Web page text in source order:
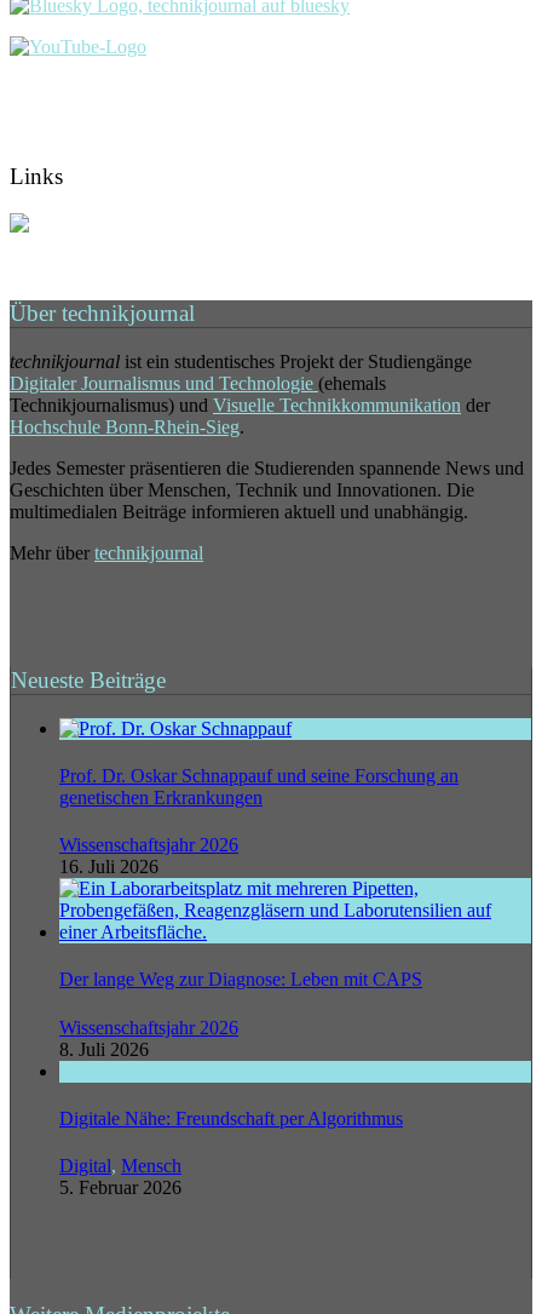
Links
Über technikjournal
technikjournal ist ein studentisches Projekt der Studiengänge
Digitaler Journalismus und Technologie (ehemals
Technikjournalismus) und Visuelle Technikkommunikation der
Hochschule Bonn-Rhein-Sieg.
Jedes Semester präsentieren die Studierenden spannende News und
Geschichten über Menschen, Technik und Innovationen. Die
multimedialen Beiträge informieren aktuell und unabhängig.
Mehr über technikjournal
Neueste Beiträge
Prof. Dr. Oskar Schnappauf und seine Forschung an
genetischen Erkrankungen
Wissenschaftsjahr 2026
16. Juli 2026
Der lange Weg zur Diagnose: Leben mit CAPS
Wissenschaftsjahr 2026
8. Juli 2026
Digitale Nähe: Freundschaft per Algorithmus
Digital, Mensch
5. Februar 2026